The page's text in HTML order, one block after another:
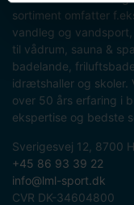
sortiment omfatter
vandleg og
til vådrum, sauna &
badelande,
idrætshaller og skoler.
over 50 års erfaring i
ekspertise og bedste
Sverigesvej 12, 8700
+45 86 93 39 22
info@lml-sport.dk
CVR DK-34604800